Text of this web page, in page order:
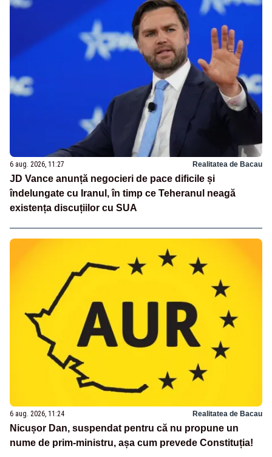
6 aug. 2026, 11:27 Realitatea de Bacau
JD Vance anunță negocieri de pace dificile și
îndelungate cu Iranul, în timp ce Teheranul neagă
existența discuțiilor cu SUA
6 aug. 2026, 11:24 Realitatea de Bacau
Nicușor Dan, suspendat pentru că nu propune un
nume de prim-ministru, așa cum prevede Constituția!